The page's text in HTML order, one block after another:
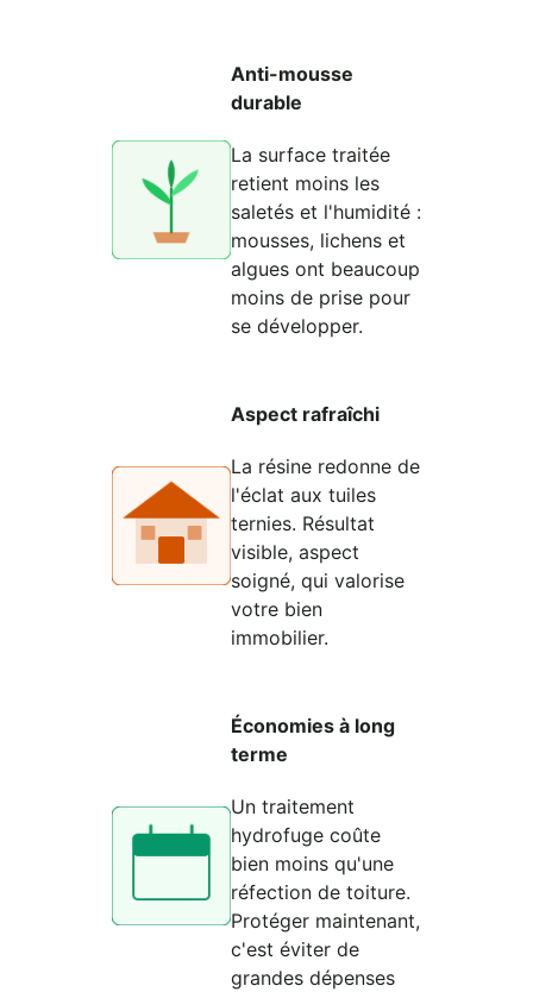
Anti-mousse
durable
La surface traitée
retient moins les
saletés et l'humidité :
mousses, lichens et
algues ont beaucoup
moins de prise pour
se développer.
Aspect rafraîchi
La résine redonne de
l'éclat aux tuiles
ternies. Résultat
visible, aspect
soigné, qui valorise
votre bien
immobilier.
Économies à long
terme
Un traitement
hydrofuge coûte
bien moins qu'une
réfection de toiture.
Protéger maintenant,
c'est éviter de
grandes dépenses